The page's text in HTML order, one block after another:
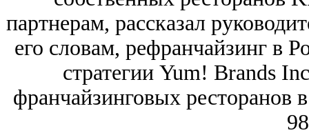
партнерам, рассказал
его словам, рефранчайзинг в
стратегии Yum! Brands
франчайзинговых ресторанов